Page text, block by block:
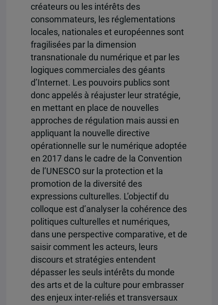
créateurs ou les intérêts des
consommateurs, les réglementations
locales, nationales et européennes sont
fragilisées par la dimension
transnationale du numérique et par les
logiques commerciales des géants
d’Internet. Les pouvoirs publics sont
donc appelés à réajuster leur stratégie,
en mettant en place de nouvelles
approches de régulation mais aussi en
appliquant la nouvelle directive
opérationnelle sur le numérique adoptée
en 2017 dans le cadre de la Convention
de l’UNESCO sur la protection et la
promotion de la diversité des
expressions culturelles. L’objectif du
colloque est d’analyser la cohérence des
politiques culturelles et numériques,
dans une perspective comparative, et de
saisir comment les acteurs, leurs
discours et stratégies entendent
dépasser les seuls intérêts du monde
des arts et de la culture pour embrasser
des enjeux inter-reliés et transversaux